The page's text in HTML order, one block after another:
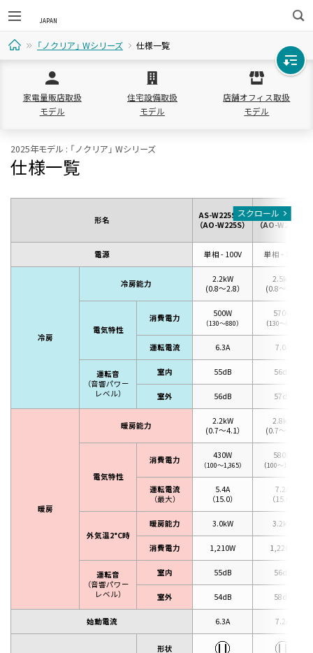
検
索
「ノクリア」 Wシリーズ 仕様一覧
家電量販店取扱
モデル
住宅設備取扱
モデル
店舗オフィス取扱
モデル
2025年モデル : 「ノクリア」 Wシリーズ
仕様一覧
形名
AS-W225S-W
（AO-W225S）
AS-W255S-W
（AO-W255S）
電源 単相 - 100V 単相 - 100V
冷房
冷房能力
2.2kW
(0.8～2.8）
2.5kW
(0.8～3.1）
電気特性
消費電力 500W
（130～880）
570W
（130～880）
運転電流 6.3A 7.0A
運転音
（音響パワー
レベル）
室内 55dB 56dB
室外 56dB 57dB
暖房
暖房能力
2.2kW
(0.7～4.1）
2.8kW
(0.7～4.4）
電気特性
消費電力 430W
（100～1,365）
580W
（100～1,380）
運転電流
（最大）
5.4A
（15.0）
7.2A
（15.0）
外気温2°C時
暖房能力 3.0kW 3.2kW
消費電力 1,210W 1,220W
運転音
（音響パワー
レベル）
室内 55dB 56dB
室外 54dB 58dB
始動電流 6.3A 7.2A
形状
スクロール